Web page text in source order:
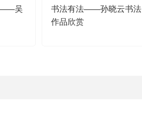
——吴
书法有法——孙晓云书法
作品欣赏